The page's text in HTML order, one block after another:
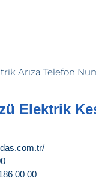
Elektrik
00 00